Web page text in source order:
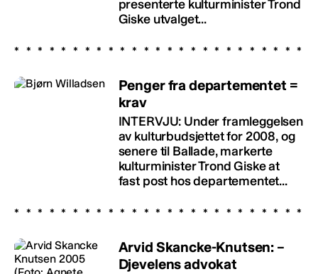
presenterte kulturminister Trond
Giske utvalget...
Penger fra departementet =
krav
INTERVJU: Under framleggelsen
av kulturbudsjettet for 2008, og
senere til Ballade, markerte
kulturminister Trond Giske at
fast post hos departementet...
Arvid Skancke-Knutsen: –
Djevelens advokat